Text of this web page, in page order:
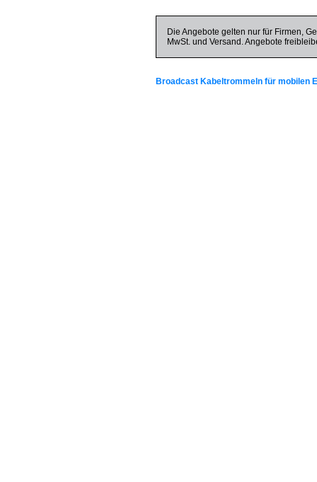
Die Angebote gelten nur für Firmen,
MwSt. und Versand. Angebote
Broadcast Kabeltrommeln für mobilen